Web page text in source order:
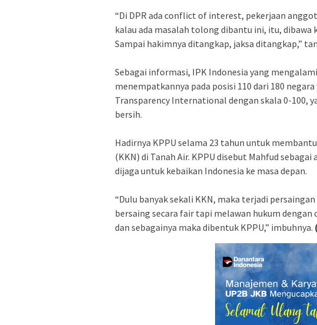
“Di DPR ada conflict of interest, pekerjaan
kalau ada masalah tolong dibantu ini, itu, dibawa
Sampai hakimnya ditangkap, jaksa ditangkap,”
Sebagai informasi, IPK Indonesia yang
menempatkannya pada posisi 110 dari 180
Transparency International dengan skala 0-100,
bersih.
Hadirnya KPPU selama 23 tahun untuk
(KKN) di Tanah Air. KPPU disebut Mahfud
dijaga untuk kebaikan Indonesia ke masa depan.
“Dulu banyak sekali KKN, maka terjadi
bersaing secara fair tapi melawan hukum
dan sebagainya maka dibentuk KPPU,” imbuhnya.